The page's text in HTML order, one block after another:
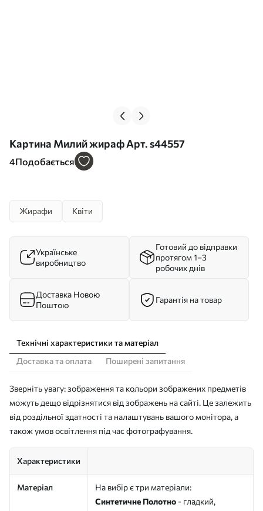
Картина Милий жираф Арт. s44557
4Подобається
Жирафи Квіти
Українське
виробництво
Готовий до відправки
протягом 1–3
робочих днів
Доставка Новою
Поштою
Гарантія на товар
Технічні характеристики та матеріал
Доставка та оплата
Поширені запитання
Зверніть увагу: зображення та кольори зображених предметів
можуть дещо відрізнятися від зображень на сайті. Це залежить
від роздільної здатності та налаштувань вашого монітора, а
також умов освітлення під час фотографування.
Характеристики
Матеріал
На вибір є три матеріали:
Синтетичне Полотно - гладкий,